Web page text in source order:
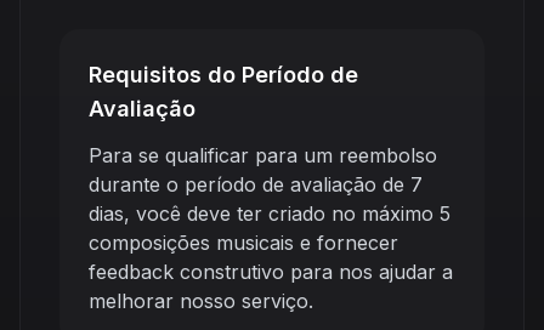
Requisitos do Período de
Avaliação
Para se qualificar para um reembolso
durante o período de avaliação de 7
dias, você deve ter criado no máximo 5
composições musicais e fornecer
feedback construtivo para nos ajudar a
melhorar nosso serviço.